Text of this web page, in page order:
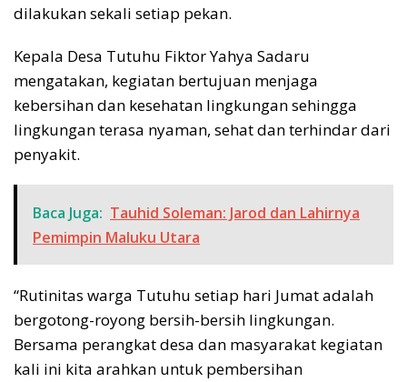
dilakukan sekali setiap pekan.
Kepala Desa Tutuhu Fiktor Yahya Sadaru
mengatakan, kegiatan bertujuan menjaga
kebersihan dan kesehatan lingkungan sehingga
lingkungan terasa nyaman, sehat dan terhindar dari
penyakit.
Baca Juga: Tauhid Soleman: Jarod dan Lahirnya
Pemimpin Maluku Utara
“Rutinitas warga Tutuhu setiap hari Jumat adalah
bergotong-royong bersih-bersih lingkungan.
Bersama perangkat desa dan masyarakat kegiatan
kali ini kita arahkan untuk pembersihan